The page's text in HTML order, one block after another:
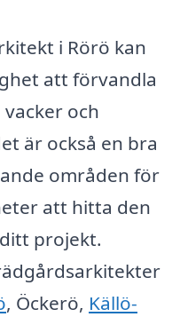
i Rörö kan
att förvandla
och
är också en bra
områden för
att hitta den
projekt.
, Öckerö, Källö-